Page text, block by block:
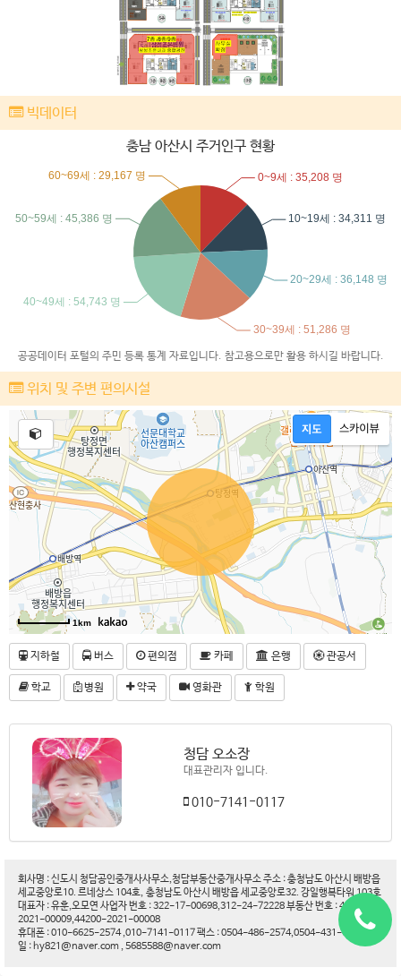
빅데이터
충남 아산시 주거인구 현황
공공데이터 포털의 주민 등록 통계 자료입니다. 참고용으로만 활용 하시길 바랍니다.
위치 및 주변 편의시설
1km
지하철 버스 편의점 카페 은행 관공서
학교 병원 약국 영화관 학원
청담 오소장
대표관리자 입니다.
010-7141-0117
회사명 : 신도시 청담공인중개사사무소,청담부동산중개사무소 주소 : 충청남도 아산시 배방읍
세교중앙로10. 르네상스 104호, 충청남도 아산시 배방읍 세교중앙로32. 강일행복타워 103호
대표자 : 유훈,오모연 사업자 번호 : 322-17-00698,312-24-72228 부동산 번호 : 44200-
2021-00009,44200-2021-00008
휴대폰 : 010-6625-2574 ,010-7141-0117 팩스 : 0504-486-2574,0504-431-6188 이메
일 : hy821@naver.com , 5685588@naver.com